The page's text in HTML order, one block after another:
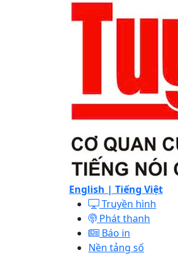
English | Tiếng Việt
Truyền hình
Phát thanh
Báo in
Nền tảng số